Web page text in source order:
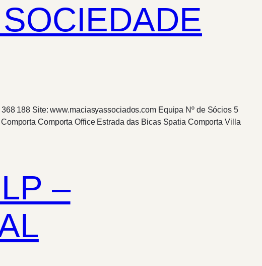
188 Site: www.maciasyassociados.com Equipa Nº de Sócios 5
Comporta Office Estrada das Bicas Spatia Comporta Villa
–